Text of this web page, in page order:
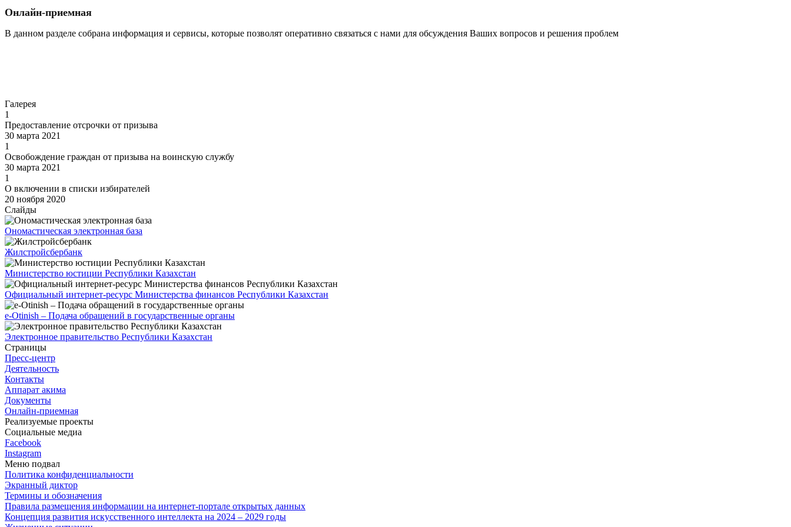
Онлайн-приемная
В данном разделе собрана информация и сервисы, которые позволят оперативно связаться с нами для обсуждения Ваших вопросов и решения проблем
Галерея
1
Предоставление отсрочки от призыва
30 марта 2021
1
Освобождение граждан от призыва на воинскую службу
30 марта 2021
1
О включении в списки избирателей
20 ноября 2020
Слайды
Oномастическая электронная база
Жилстройсбербанк
Министерство юстиции Республики Казахстан
Официальный интернет-ресурс Министерства финансов Республики Казахстан
e-Otinish – Подача обращений в государственные органы
Электронное правительство Республики Казахстан
Страницы
Пресс-центр
Деятельность
Контакты
Аппарат акима
Документы
Онлайн-приемная
Реализуемые проекты
Социальные медиа
Facebook
Instagram
Меню подвал
Политика конфиденциальности
Экранный диктор
Термины и обозначения
Правила размещения информации на интернет-портале открытых данных
Концепция развития искусственного интеллекта на 2024 – 2029 годы